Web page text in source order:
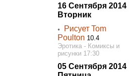
16 Сентября 2014
Вторник
◦
Рисует Tom
Poulton 10.4
Эротика - Комиксы и
рисунки 17:30
05 Сентября 2014